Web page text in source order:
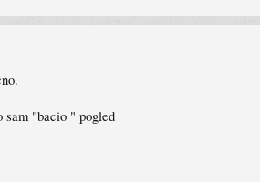
sam "bacio " pogled